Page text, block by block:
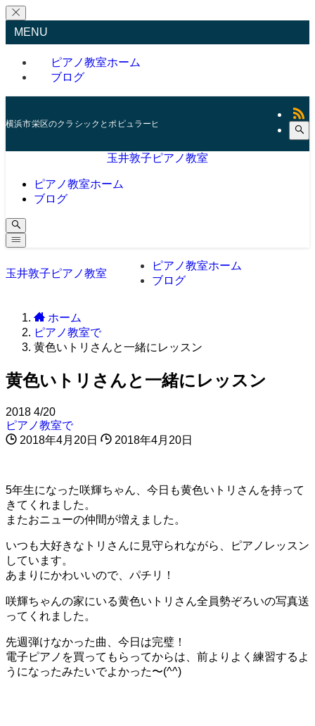
MENU
ピアノ教室ホーム
ブログ
横浜市栄区のクラシックとポピュラーピアノレッスン
玉井敦子ピアノ教室
ピアノ教室ホーム
ブログ
玉井敦子ピアノ教室
ピアノ教室ホーム
ブログ
ホーム
ピアノ教室で
黄色いトリさんと一緒にレッスン
黄色いトリさんと一緒にレッスン
2018 4/20
ピアノ教室で
2018年4月20日
2018年4月20日
5年生になった咲輝ちゃん、今日も黄色いトリさんを持って
きてくれました。
またおニューの仲間が増えました。
いつも大好きなトリさんに見守られながら、ピアノレッスン
しています。
あまりにかわいいので、パチリ！
咲輝ちゃんの家にいる黄色いトリさん全員勢ぞろいの写真送
ってくれました。
先週弾けなかった曲、今日は完璧！
電子ピアノを買ってもらってからは、前よりよく練習するよ
うになったみたいでよかった〜(^^)